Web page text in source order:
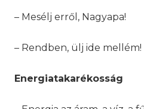
– Mesélj erről, Nagyapa!
– Rendben, ülj ide mellém!
Energiatakarékosság